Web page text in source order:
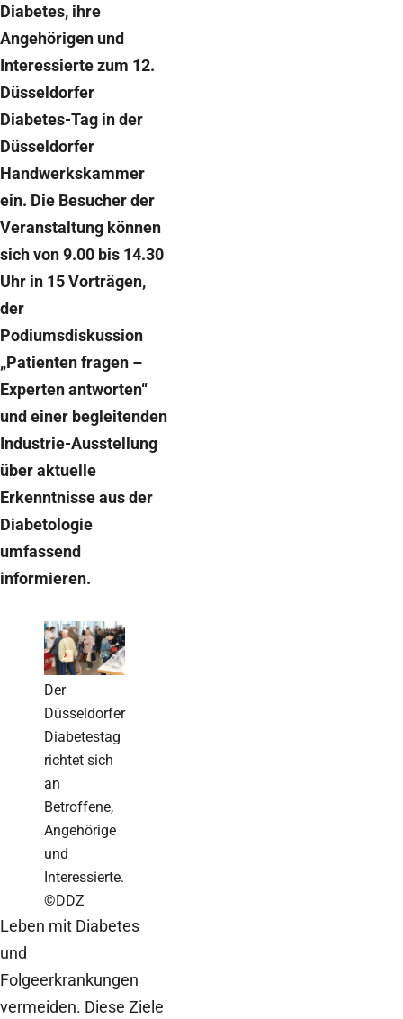
Diabetes, ihre
Angehörigen und
Interessierte zum 12.
Düsseldorfer
Diabetes-Tag in der
Düsseldorfer
Handwerkskammer
ein. Die Besucher der
Veranstaltung können
sich von 9.00 bis 14.30
Uhr in 15 Vorträgen,
der
Podiumsdiskussion
„Patienten fragen –
Experten antworten“
und einer begleitenden
Industrie-Ausstellung
über aktuelle
Erkenntnisse aus der
Diabetologie
umfassend
informieren.
Der
Düsseldorfer
Diabetestag
richtet sich
an
Betroffene,
Angehörige
und
Interessierte.
©DDZ
Leben mit Diabetes
und
Folgeerkrankungen
vermeiden. Diese Ziele